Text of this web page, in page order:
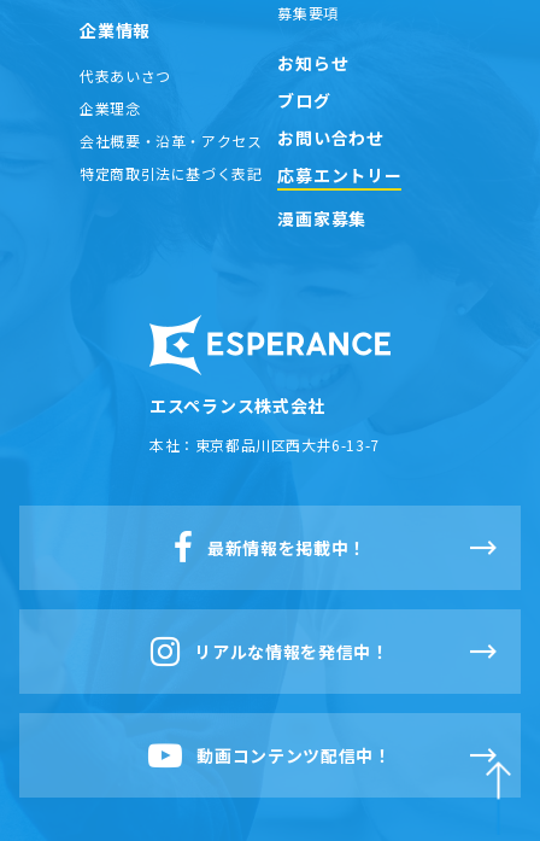
エスペランス株式会社
本社： 東京都品川区西大井6-13-7
企業情報
代表あいさつ
企業理念
会社概要・沿革・アクセス
特定商取引法に基づく表記
募集要項
お知らせ
ブログ
お問い合わせ
応募エントリー
漫画家募集
最新情報を掲載中！
リアルな情報を発信中！
動画コンテンツ配信中！